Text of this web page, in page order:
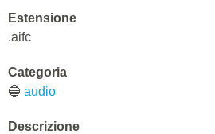
Estensione
.aifc
Categoria
🔵 audio
Descrizione